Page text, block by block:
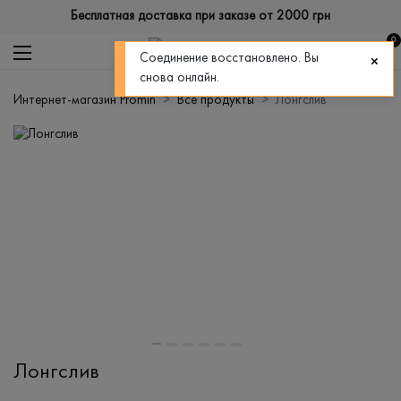
Бесплатная доставка при заказе от 2000 грн
0
Интернет-магазин Promin Все продукты Лонгслив
Лонгслив
Соединение восстановлено. Вы
снова онлайн.